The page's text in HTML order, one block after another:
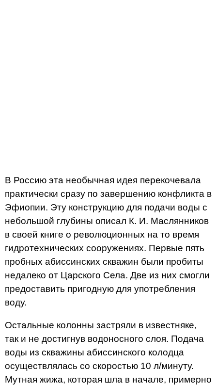
В Россию эта необычная идея перекочевала
практически сразу по завершению конфликта в
Эфиопии. Эту конструкцию для подачи воды с
небольшой глубины описал К. И. Маслянников
в своей книге о революционных на то время
гидротехнических сооружениях. Первые пять
пробных абиссинских скважин были пробиты
недалеко от Царского Села. Две из них смогли
предоставить пригодную для употребления
воду.
Остальные колонны застряли в известняке,
так и не достигнув водоносного слоя. Подача
воды из скважины абиссинского колодца
осуществлялась со скоростью 10 л/минуту.
Мутная жижа, которая шла в начале, примерно